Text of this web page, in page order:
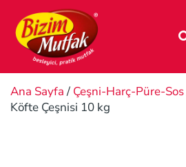
Ana Sayfa / Çeşni-Harç-Püre-Sos
Köfte Çeşnisi 10 kg